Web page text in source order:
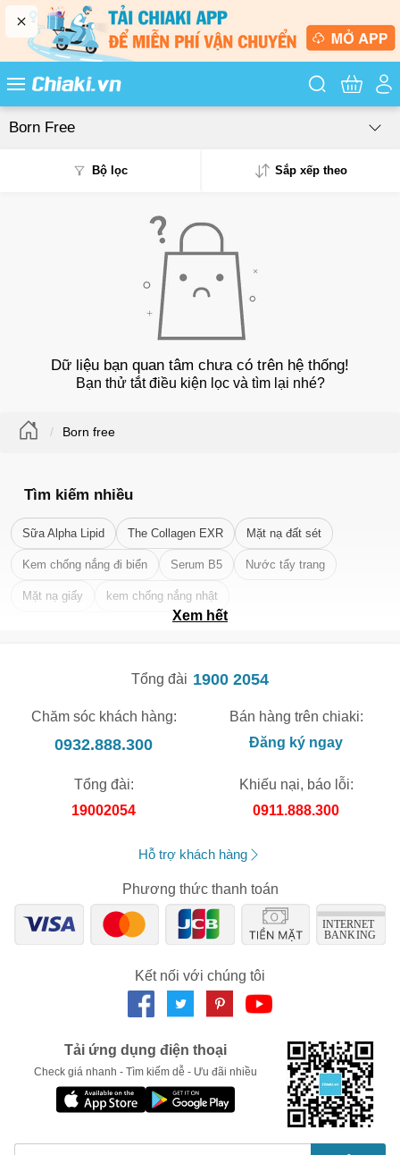
Tìm kiếm
Born Free
Bộ lọc Sắp xếp theo
Phổ biến
Mua nhiều
Mới nhất
Giá từ cao - thấp
Dữ liệu bạn quan tâm chưa có trên hệ thống!
Bạn thử tắt điều kiện lọc và tìm lại nhé?
Born free
Tìm kiếm nhiều
Sữa Alpha Lipid The Collagen EXR Mặt nạ đất sét
Kem chống nắng đi biển Serum B5 Nước tẩy trang
Mặt nạ giấy kem chống nắng nhật
Xem hết
Tổng đài 1900 2054
Chăm sóc khách hàng:
0932.888.300
Bán hàng trên chiaki:
Đăng ký ngay
Tổng đài:
19002054
Khiếu nại, báo lỗi:
0911.888.300
Hỗ trợ khách hàng
Phương thức thanh toán
Kết nối với chúng tôi
Tải ứng dụng điện thoại
Check giá nhanh - Tìm kiếm dễ - Ưu đãi nhiều